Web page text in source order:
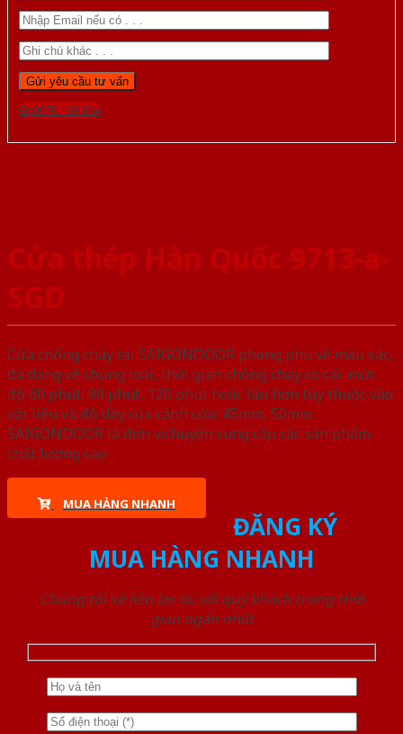
Gọi 0976.169.864
Cửa thép Hàn Quốc 9713-a-
SGD
Cửa chống cháy tại SAIGONDOOR phong phú về màu sắc,
đa dạng về chủng loại, thời gian chống cháy có các mức
độ 60 phút, 90 phút, 120 phút hoặc lâu hơn tùy thuộc vào
vật liệu và độ dày của cánh cửa: 45mm, 50mm.
SAIGONDOOR là đơn vị chuyên cung cấp các sản phẩm
chất lượng cao.
MUA HÀNG NHANH
ĐĂNG KÝ
MUA HÀNG NHANH
Chúng tôi sẽ liên lạc lại với quý khách trong thời
gian ngắn nhất